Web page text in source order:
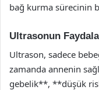
bağ kurma sürecinin
Ultrasonun
Ultrason, sadece
zamanda annenin
gebelik**, **düşük